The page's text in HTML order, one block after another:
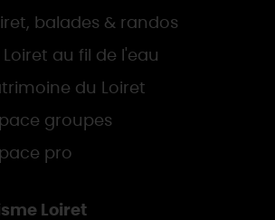
balades & randos
Loiret au fil de l'eau
du Loiret
groupes
pro
Loiret